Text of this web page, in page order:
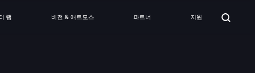
랩 비전 & 애트모스 파트너 지원